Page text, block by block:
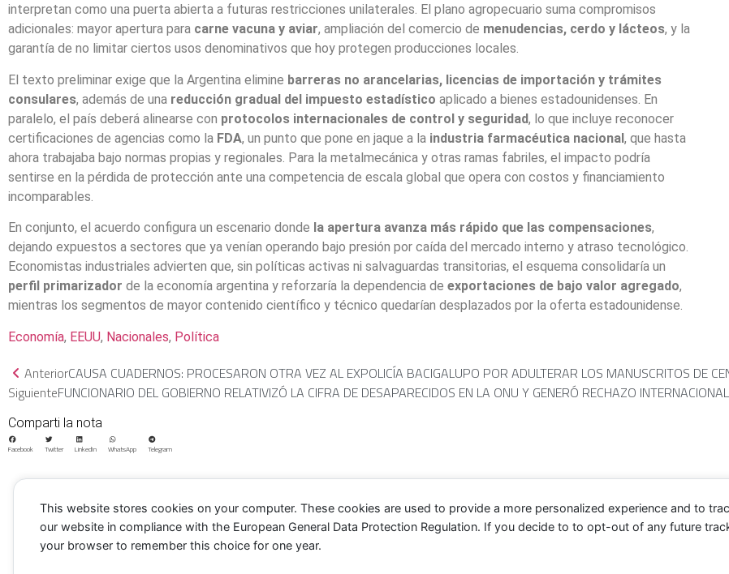
interpretan como una puerta abierta a futuras restricciones unilaterales. El plano agropecuario suma compromisos
adicionales: mayor apertura para carne vacuna y aviar, ampliación del comercio de menudencias, cerdo y lácteos, y la
garantía de no limitar ciertos usos denominativos que hoy protegen producciones locales.
El texto preliminar exige que la Argentina elimine barreras no arancelarias, licencias de importación y trámites
consulares, además de una reducción gradual del impuesto estadístico aplicado a bienes estadounidenses. En
paralelo, el país deberá alinearse con protocolos internacionales de control y seguridad, lo que incluye reconocer
certificaciones de agencias como la FDA, un punto que pone en jaque a la industria farmacéutica nacional, que hasta
ahora trabajaba bajo normas propias y regionales. Para la metalmecánica y otras ramas fabriles, el impacto podría
sentirse en la pérdida de protección ante una competencia de escala global que opera con costos y financiamiento
incomparables.
En conjunto, el acuerdo configura un escenario donde la apertura avanza más rápido que las compensaciones,
dejando expuestos a sectores que ya venían operando bajo presión por caída del mercado interno y atraso tecnológico.
Economistas industriales advierten que, sin políticas activas ni salvaguardas transitorias, el esquema consolidaría un
perfil primarizador de la economía argentina y reforzaría la dependencia de exportaciones de bajo valor agregado,
mientras los segmentos de mayor contenido científico y técnico quedarían desplazados por la oferta estadounidense.
Economía, EEUU, Nacionales, Política
AnteriorCAUSA CUADERNOS: PROCESARON OTRA VEZ AL EXPOLICÍA BACIGALUPO POR ADULTERAR LOS MANUSCRITOS DE
SiguienteFUNCIONARIO DEL GOBIERNO RELATIVIZÓ LA CIFRA DE DESAPARECIDOS EN LA ONU Y GENERÓ RECHAZO INTERNACIONAL
Comparti la nota
Facebook Twitter LinkedIn WhatsApp Telegram
Portada Noticias Política Correo americano Cultura
This website stores cookies on your computer. These cookies are used to provide a more personalized experience and to
our website in compliance with the European General Data Protection Regulation. If you decide to to opt-out of any future
your browser to remember this choice for one year.